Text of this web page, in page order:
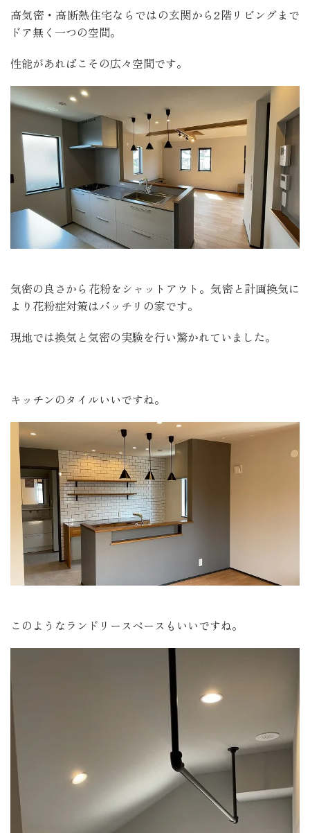
高気密・高断熱住宅ならではの玄関から2階リビングまで
ドア無く一つの空間。
性能があればこその広々空間です。
気密の良さから花粉をシャットアウト。気密と計画換気に
より花粉症対策はバッチリの家です。
現地では換気と気密の実験を行い驚かれていました。
キッチンのタイルいいですね。
このようなランドリースペースもいいですね。